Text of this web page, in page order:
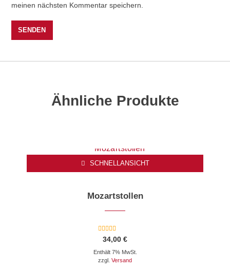
meinen nächsten Kommentar speichern.
Ähnliche Produkte
SCHNELLANSICHT
Mozartstollen
Bewertet mit
5.00
von 5
34,00€
Enthält 7% MwSt.
zzgl.Versand